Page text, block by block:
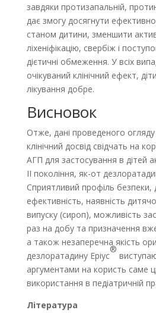
завдяки протизапальній,
дає змогу досягнути
станом дитини, зменшити
ліхеніфікацію, свербіж і
дієтичні обмеження. У всіх
очікуваний клінічний ефект,
лікування добре.
Висновок
Отже, дані проведеного
клінічний досвід свідчать на
АГП для застосування в дітей
ІІ покоління, як-от
Сприятливий профіль безпеки,
ефективність, наявність
випуску (сироп), можливість
раз на добу та призначення
а також незаперечна якість
дезлоратадину Еріус
®
аргументами на користь саме
використання в педіатричній
Література